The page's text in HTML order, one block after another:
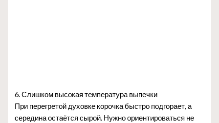
6. Слишком высокая температура выпечки
При перегретой духовке корочка быстро подгорает, а
середина остаётся сырой. Нужно ориентироваться не